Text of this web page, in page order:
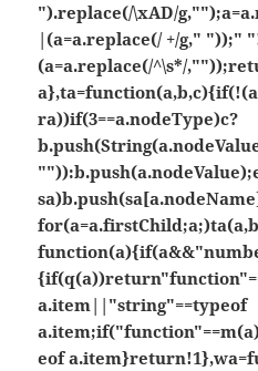
").replace(/\xAD/
|(a=a.replace(/ +/g," "));"
(a=a.replace(/^\s*/
ra))if(3==a.nodeType)c?
a.item||"string"==typeof
eof